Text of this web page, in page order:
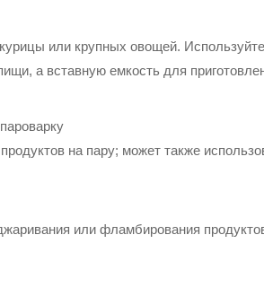
или крупных овощей.
а вставную емкость для
на пару; может также
или фламбирования